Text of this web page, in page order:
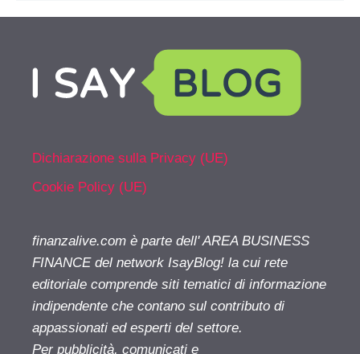
Dichiarazione sulla Privacy (UE)
Cookie Policy (UE)
finanzalive.com è parte dell' AREA BUSINESS
FINANCE del network IsayBlog! la cui rete
editoriale comprende siti tematici di informazione
indipendente che contano sul contributo di
appassionati ed esperti del settore.
Per pubblicità, comunicati e